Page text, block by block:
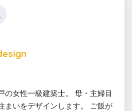
の女性一級建築士。 母・主婦目
まいをデザインします。 ご飯が